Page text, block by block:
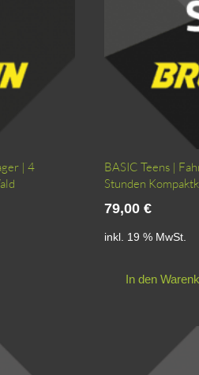
| 4
BASIC Teens |
Stunden
79,00 €
inkl. 19 % MwSt.
In den